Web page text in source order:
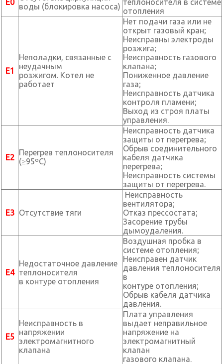
Е0 воды (блокировка насоса) теплоносителя в системе
отопления
Е1
Неполадки, связанные с
неудачным
розжигом. Котел не
работает
Нет подачи газа или не
открыт газовый кран;
Неисправны электроды
розжига;
Неисправность газового
клапана;
Пониженное давление
газа;
Неисправность датчика
контроля пламени;
Выход из строя платы
управления.
Е2
Перегрев теплоносителя
(≥95ºС)
Неисправность датчика
защиты от перегрева;
Обрыв соединительного
кабеля датчика
перегрева;
Неисправность системы
защиты от перегрева.
Е3 Отсутствие тяги
Неисправность
вентилятора;
Отказ прессостата;
Засорение трубы
дымоудаления.
Е4
Недостаточное давление
теплоносителя
в контуре отопления
Воздушная пробка в
системе отопления;
Неисправен датчик
давления теплоносителя
в
контуре отопления;
Обрыв кабеля датчика
давления.
Е5
Неисправность в
напряжении
электромагнитного
клапана
Плата управления
выдает неправильное
напряжение на
электромагнитный
клапан
газового клапана.